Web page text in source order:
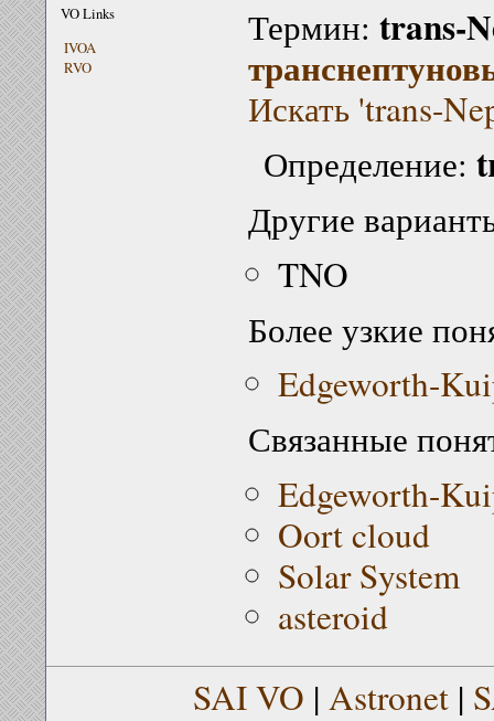
VO Links
IVOA
RVO
Термин: trans-
Искать 'trans-
Определение:
Другие
TNO
Более узкие
Edgeworth-
Связанные
Edgeworth-
Oort cloud
Solar System
asteroid
SAI VO | Astronet |